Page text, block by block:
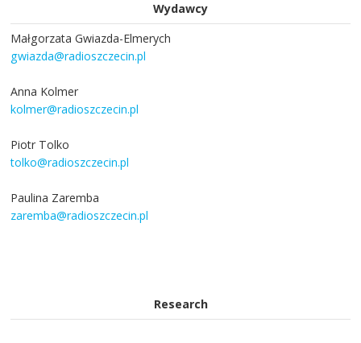
Wydawcy
Małgorzata Gwiazda-Elmerych
gwiazda@radioszczecin.pl
Anna Kolmer
kolmer@radioszczecin.pl
Piotr Tolko
tolko@radioszczecin.pl
Paulina Zaremba
zaremba@radioszczecin.pl
Research